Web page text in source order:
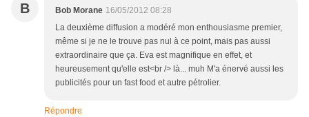
B Bob Morane 16/05/2012 08:28
La deuxième diffusion a modéré mon enthousiasme premier,
même si je ne le trouve pas nul à ce point, mais pas aussi
extraordinaire que ça. Eva est magnifique en effet, et
heureusement qu'elle est<br /> là... muh M'a énervé aussi les
publicités pour un fast food et autre pétrolier.
Répondre